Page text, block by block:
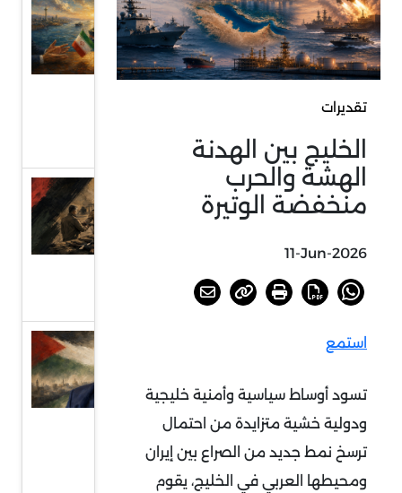
تقديرات
الخليج بين الهدنة
الهشة والحرب
منخفضة الوتيرة
11-Jun-2026
استمع
تسود أوساط سياسية وأمنية خليجية
ودولية خشية متزايدة من احتمال
ترسخ نمط جديد من الصراع بين إيران
ومحيطها العربي في الخليج، يقوم
مضيق
هرمز بين
طهران
الحية
رئيسا
للمكتب
السياسي